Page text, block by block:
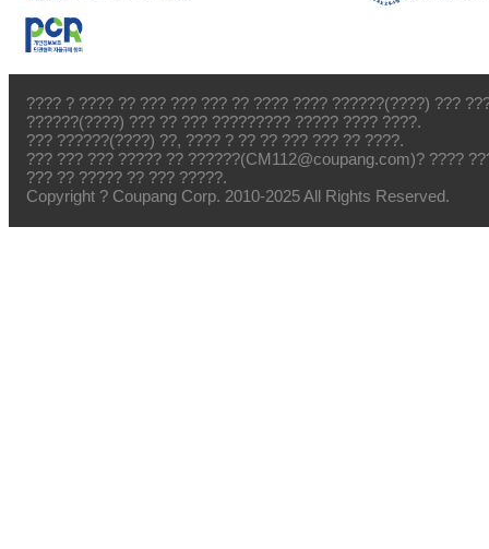
???? ? ???? ?? ??? ??? ??? ?? ???? ???? ??????(????) ???
??????(????) ??? ?? ??? ????????? ????? ???? ????.
??? ??????(????) ??, ???? ? ?? ?? ??? ??? ?? ????.
??? ??? ??? ????? ?? ??????(CM112@coupang.com)? ????
??? ?? ????? ?? ??? ?????.
Copyright ? Coupang Corp. 2010-2025 All Rights Reserved.